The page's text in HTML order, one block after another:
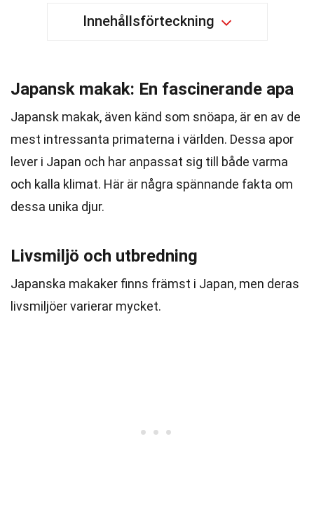
Innehållsförteckning
Japansk makak: En fascinerande apa
Japansk makak, även känd som snöapa, är en av de
mest intressanta primaterna i världen. Dessa apor
lever i Japan och har anpassat sig till både varma
och kalla klimat. Här är några spännande fakta om
dessa unika djur.
Livsmiljö och utbredning
Japanska makaker finns främst i Japan, men deras
livsmiljöer varierar mycket.